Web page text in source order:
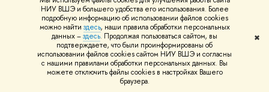
НИУ ВШЭ и большего удобства его использования. Более
подробную информацию об использовании файлов cookies
можно найти здесь, наши правила обработки персональных
данных –здесь. Продолжая пользоваться сайтом, вы
подтверждаете, что были проинформированы об
использовании файлов cookies сайтом НИУ ВШЭ и согласны
с нашими правилами обработки персональных данных. Вы
можете отключить файлы cookies в настройках Вашего
браузера.
✖
палочки? Думаю, что научимся. Много ниш,
которые сегодня открываются. Не хочу сказать,
что ситуация легчайшая и сейчас у нас потекут
молочные реки и образуются кисельные берега, но
многое можно будет сделать»